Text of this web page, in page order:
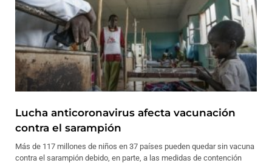
Lucha anticoronavirus afecta vacunación
contra el sarampión
Más de 117 millones de niños en 37 países pueden quedar sin vacuna
contra el sarampión debido, en parte, a las medidas de contención